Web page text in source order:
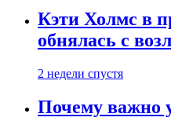
Кэти Холмс в
обнялась с
2 недели спустя
Почему важно